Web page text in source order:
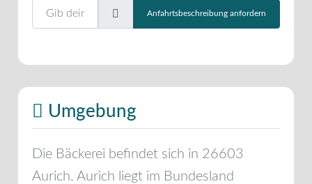
Gib deinen Standort ein.
Anfahrtsbeschreibung anfordern
Umgebung
Die Bäckerei befindet sich in 26603
Aurich. Aurich liegt im Bundesland